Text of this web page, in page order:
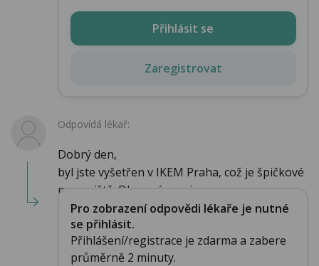
Přihlásit se
Zaregistrovat
Odpovídá lékař:
Dobrý den,
byl jste vyšetřen v IKEM Praha, což je špičkové
pracoviště. Dle zprávy asi ne...
Pro zobrazení odpovědi lékaře je nutné
se přihlásit.
Přihlášení/registrace je zdarma a zabere
průměrně 2 minuty.